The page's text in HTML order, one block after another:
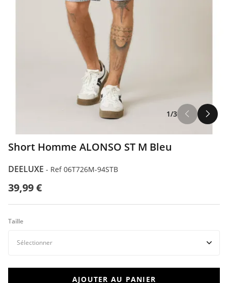
1/3
Short Homme ALONSO ST M Bleu
DEELUXE - Ref 06T726M-94STB
39,99 €
Taille
AJOUTER AU PANIER